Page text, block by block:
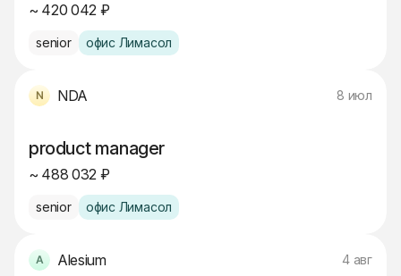
~ 420 042 ₽
senior офис Лимасол
NDA 8 июл
product manager
~ 488 032 ₽
senior офис Лимасол
Alesium 4 авг